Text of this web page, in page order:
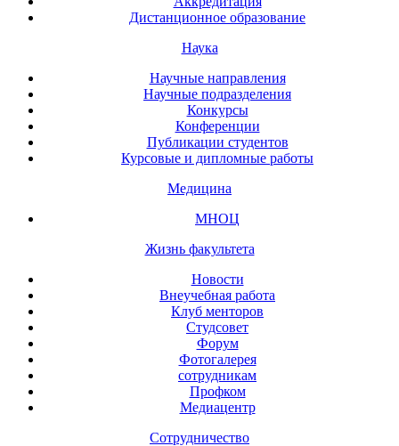
Дистанционное образование
Наука
Научные направления
Научные подразделения
Конкурсы
Конференции
Публикации студентов
Курсовые и дипломные работы
Медицина
МНОЦ
Жизнь факультета
Новости
Внеучебная работа
Клуб менторов
Студсовет
Форум
Фотогалерея
сотрудникам
Профком
Медиацентр
Сотрудничество